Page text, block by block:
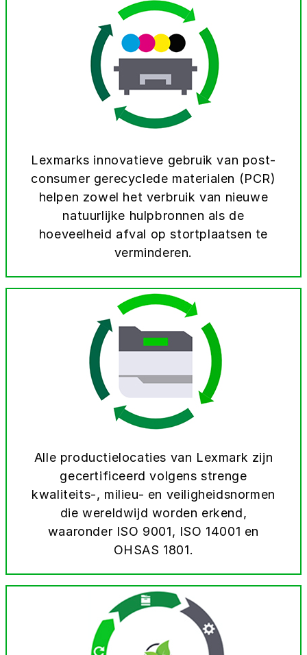
Lexmarks innovatieve gebruik van post-
consumer gerecyclede materialen (PCR)
helpen zowel het verbruik van nieuwe
natuurlijke hulpbronnen als de
hoeveelheid afval op stortplaatsen te
verminderen.
Alle productielocaties van Lexmark zijn
gecertificeerd volgens strenge
kwaliteits-, milieu- en veiligheidsnormen
die wereldwijd worden erkend,
waaronder ISO 9001, ISO 14001 en
OHSAS 1801.